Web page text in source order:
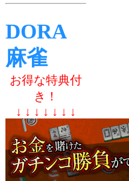
DORA
麻雀
お得な特典付
き！
↓ ↓ ↓ ↓ ↓ ↓ ↓